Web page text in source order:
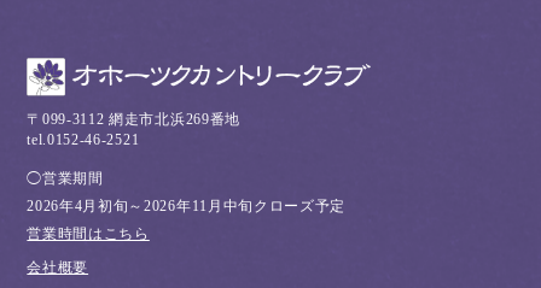
〒099-3112 網走市北浜269番地
tel.0152-46-2521
◯営業期間
2026年4月初旬～2026年11月中旬クローズ予定
営業時間はこちら
会社概要